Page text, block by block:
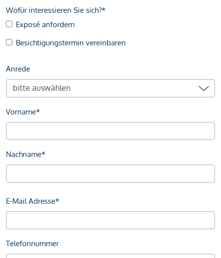
Wofür interessieren Sie sich?*
Exposé anfordern
Besichtigungstermin vereinbaren
Anrede
Vorname*
Nachname*
E-Mail Adresse*
Telefonnummer